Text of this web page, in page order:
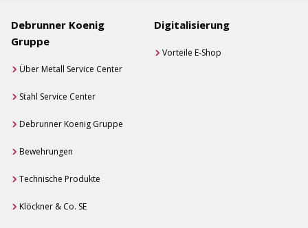
Debrunner Koenig
Gruppe
Über Metall Service Center
Stahl Service Center
Debrunner Koenig Gruppe
Bewehrungen
Technische Produkte
Klöckner & Co. SE
Digitalisierung
Vorteile E-Shop